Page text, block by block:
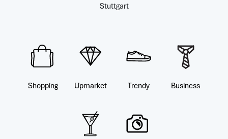
Stuttgart
Shopping Upmarket Trendy Business